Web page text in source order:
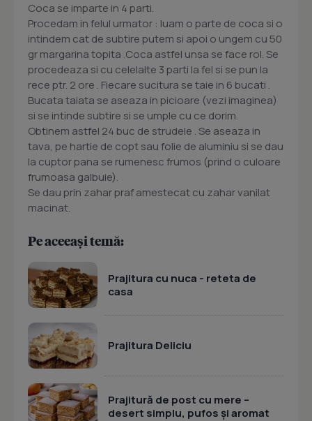
Coca se imparte in 4 parti.
Procedam in felul urmator : luam o parte de coca si o
intindem cat de subtire putem si apoi o ungem cu 50
gr margarina topita .Coca astfel unsa se face rol. Se
procedeaza si cu celelalte 3 parti la fel si se pun la
rece ptr. 2 ore . Fiecare sucitura se taie in 6 bucati .
Bucata taiata se aseaza in picioare (vezi imaginea)
si se intinde subtire si se umple cu ce dorim.
Obtinem astfel 24 buc de strudele . Se aseaza in
tava, pe hartie de copt sau folie de aluminiu si se dau
la cuptor pana se rumenesc frumos (prind o culoare
frumoasa galbuie).
Se dau prin zahar praf amestecat cu zahar vanilat
macinat.
Pe aceeași temă:
Prajitura cu nuca - reteta de
casa
Prajitura Deliciu
Prajitură de post cu mere –
desert simplu, pufos și aromat